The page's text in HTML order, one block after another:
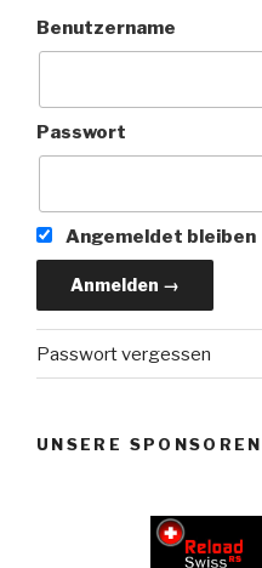
Benutzername
Passwort
Angemeldet bleiben
Passwort vergessen
UNSERE SPONSOREN